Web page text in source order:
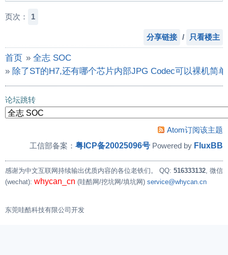
页次： 1
分享链接 / 只看楼主
首页 » 全志 SOC
» 除了ST的H7,还有哪个芯片内部JPG Codec可以裸机简
论坛跳转
Atom订阅该主题
工信部备案： 粤ICP备20025096号 Powered by FluxBB
感谢为中文互联网持续输出优质内容的各位老铁们。 QQ: 516333132, 微信
(wechat): whycan_cn (哇酷网/挖坑网/填坑网) service@whycan.cn
东莞哇酷科技有限公司开发